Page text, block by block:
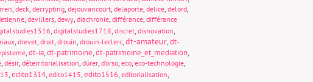
, deck, decrypting, dejouvancourt, delaporte, delice, delord,
, devillers, dewy, diachronie, différance, différance
, digitalstudies1718, discret, disnovation,
, drevet, droit, drouin, drouin-leclerc,dt-amateur,dt-
,dt-ia,dt-patrimoine,dt-patrimoine_et_mediation,
, désir, déterritorialisation, dürer, d’orso, eco, eco-technologie,
,edito1314, edito1415,edito1516, editorialisation,